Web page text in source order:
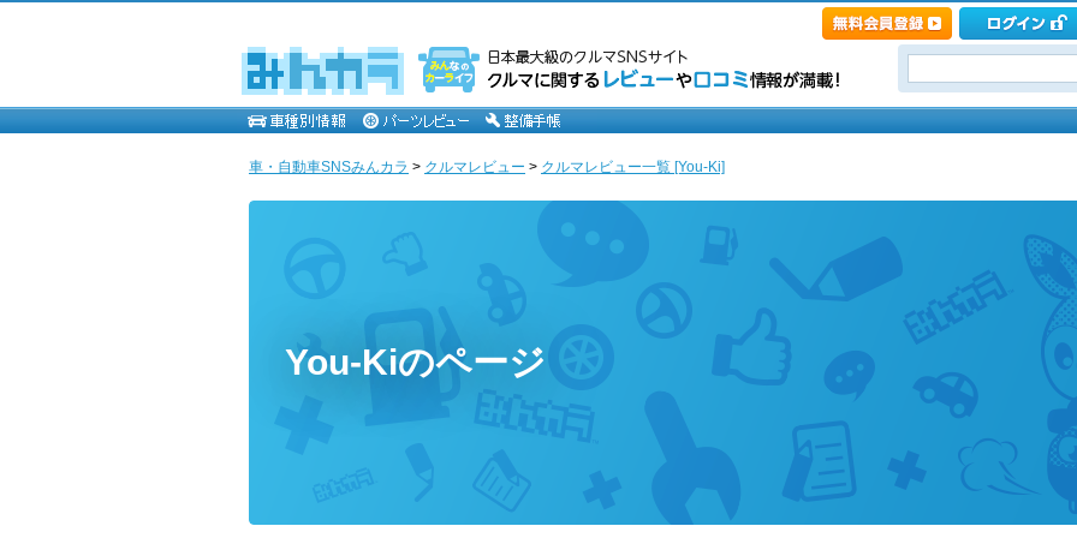
車・自動車SNSみんカラ > クルマレビュー > クルマレビュー一覧 [You-Ki]
You-Kiのページ